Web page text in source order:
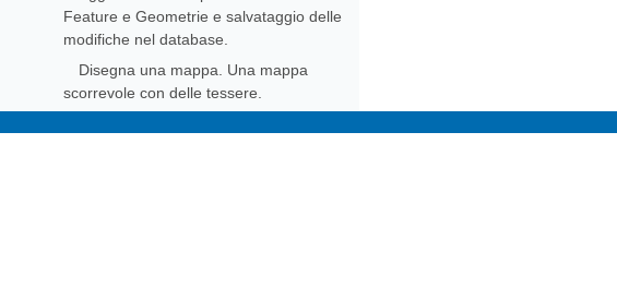
Feature e Geometrie e salvataggio delle
modifiche nel database.
Disegna una mappa. Una mappa
scorrevole con delle tessere.